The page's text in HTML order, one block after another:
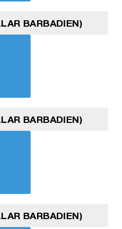
BARBADIEN)
BARBADIEN)
BARBADIEN)